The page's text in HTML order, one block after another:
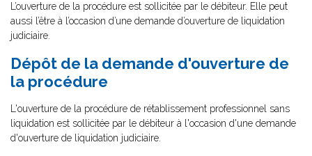
L’ouverture de la procédure est sollicitée par le débiteur. Elle peut
aussi l’être à l’occasion d’une demande d’ouverture de liquidation
judiciaire.
Dépôt de la demande d'ouverture de
la procédure
L'ouverture de la procédure de rétablissement professionnel sans
liquidation est sollicitée par le débiteur à l'occasion d'une demande
d'ouverture de liquidation judiciaire.